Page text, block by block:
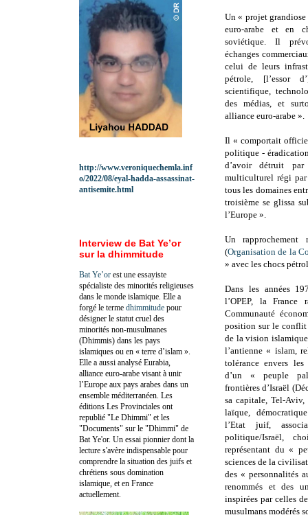
Un « projet
euro-arabe et en
soviétique. Il
échanges
celui de leurs
pétrole, [l’essor
scientifique,
des médias, et
alliance euro-arabe ».
Il « comportait
politique -
d’avoir détruit
multiculturel régi
tous les domaines
troisième se glissa
l’Europe ».
Un
(Organisation de la
» avec les chocs
Dans les années
l’OPEP, la
Communauté
position sur le
de la vision
l’antienne « islam,
tolérance envers
d’un « peuple
frontières d’Israël
sa capitale, Tel-
laïque,
l’Etat juif,
politique/Israël,
représentant du «
sciences de la
des « personnalités
renommés et des
inspirées par celles
musulmans modérés
http://www.veroniquechemla.inf
o/2022/08/eyal-hadda-assassinat-
antisemite.html
Interview de Bat Ye’or
sur la dhimmitude
Bat Ye’or est une essayiste
spécialiste des minorités religieuses
dans le monde islamique. Elle a
forgé le terme dhimmitude pour
désigner le statut cruel des
minorités non-musulmanes
(Dhimmis) dans les pays
islamiques ou en « terre d’islam ».
Elle a aussi analysé Eurabia,
alliance euro-arabe visant à unir
l’Europe aux pays arabes dans un
ensemble méditerranéen. Les
éditions Les Provinciales ont
republié "Le Dhimmi" et les
"Documents" sur le "Dhimmi" de
Bat Ye'or. Un essai pionnier dont la
lecture s'avère indispensable pour
comprendre la situation des juifs et
chrétiens sous domination
islamique, et en France
actuellement.